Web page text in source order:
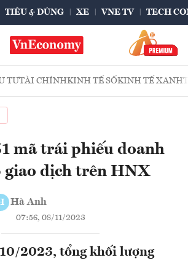
TIÊU & DÙNG XE VNE TV TECH
TƯTÀI CHÍNHKINH TẾ SỐKINH TẾ XANH
mã trái phiếu doanh
giao dịch trên HNX
Hà Anh
07:56, 08/11/2023
2023, tổng khối lượng